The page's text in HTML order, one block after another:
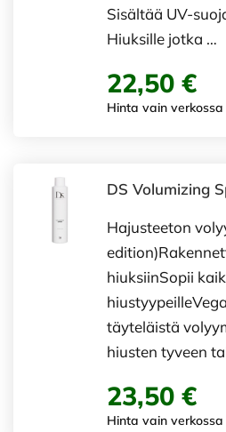
Sisältää UV-
Hiuksille jotka …
22,50 €
Hinta vain verkossa
DS Volumizing
Hajusteeton
hiuksiinSopii
täyteläistä
hiusten tyveen
23,50 €
Hinta vain verkossa